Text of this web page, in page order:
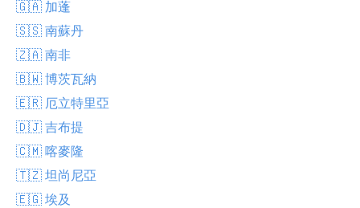
🇬🇦 加蓬
🇸🇸 南蘇丹
🇿🇦 南非
🇧🇼 博茨瓦納
🇪🇷 厄立特里亞
🇩🇯 吉布提
🇨🇲 喀麥隆
🇹🇿 坦尚尼亞
🇪🇬 埃及